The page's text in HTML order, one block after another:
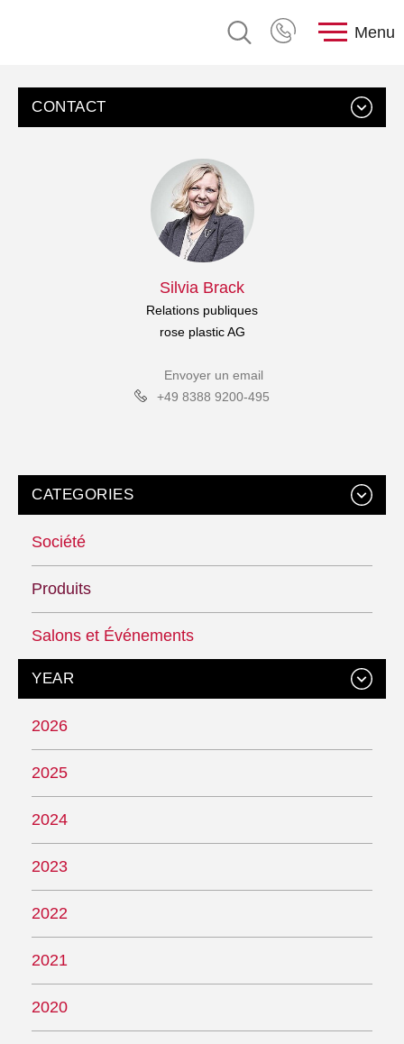
Menu
CONTACT
Silvia Brack
Relations publiques
rose plastic AG
Envoyer un email
+49 8388 9200-495
CATEGORIES
Société
Produits
Salons et Événements
YEAR
2026
2025
2024
2023
2022
2021
2020